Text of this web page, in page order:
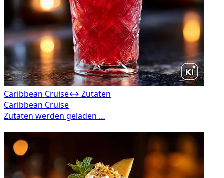
Caribbean Cruise↔ Zutaten